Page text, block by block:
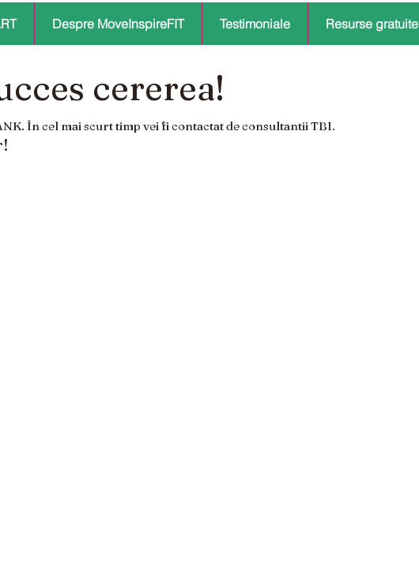
Despre MoveInspireFIT Testimoniale Resurse gratuite
cererea!
În cel mai scurt timp vei fi contactat de consultantii TBI.